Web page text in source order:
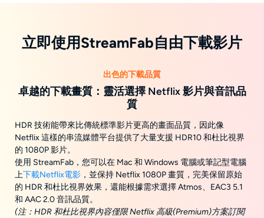
立即使用StreamFab自由下載影片
出色的下載品質
卓越的下載畫質：靈活選擇 Netflix 影片與音訊品
質
HDR 技術能帶來比傳統標準影片更高的畫面品質，因此像
Netflix 這樣的串流媒體平台提供了大量支援 HDR10 和杜比視界
的 1080P 影片。
使用 StreamFab，您可以在 Mac 和 Windows 電腦或筆記型電腦
上下載Netflix電影 ，並保持 Netflix 1080P 畫質，完美保留原始
的 HDR 和杜比視界效果，還能根據需求選擇 Atmos、EAC3 5.1
和 AAC 2.0 音訊品質。
(注：HDR 和杜比視界內容僅限 Netflix 高級(Premium)方案訂閱